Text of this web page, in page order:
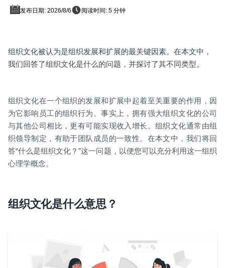
发布日期: 2026/8/6 阅读时间: 5 分钟
组织文化被认为是组织发展和扩展的最关键因素。在本文中，
我们回答了组织文化是什么的问题，并探讨了其不同类型。
组织文化在一个组织的发展和扩展中起着至关重要的作用，因
为它影响员工的组织行为。事实上，拥有强大组织文化的公司
与其他公司相比，更有可能实现收入增长。组织文化通常由组
织领导制定，有助于团队成员的一致性。在本文中，我们将回
答“什么是组织文化？”这一问题，以便您可以充分利用这一组织
心理学概念。
组织文化是什么意思？